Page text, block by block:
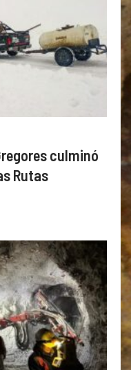
culminó
Rutas